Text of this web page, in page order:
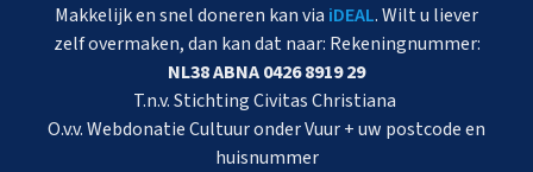
Makkelijk en snel doneren kan via iDEAL. Wilt u liever
zelf overmaken, dan kan dat naar: Rekeningnummer:
NL38 ABNA 0426 8919 29
T.n.v. Stichting Civitas Christiana
O.v.v. Webdonatie Cultuur onder Vuur + uw postcode en
huisnummer